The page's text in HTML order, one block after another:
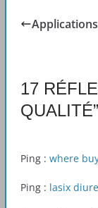
Applications
17
QUALITÉ”
Ping : where
Ping : lasix